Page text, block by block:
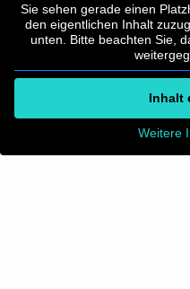
Sie sehen gerade einen
den eigentlichen Inhalt
unten. Bitte beachten Sie,
Inhalt
Weitere